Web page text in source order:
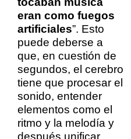
eran como fuegos
artificiales”. Esto
puede deberse a
que, en cuestión de
segundos, el cerebro
tiene que procesar el
sonido, entender
elementos como el
ritmo y la melodía y
después unificar